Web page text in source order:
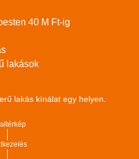
40 M Ft-ig
lakások
lakás kínálat egy helyen.